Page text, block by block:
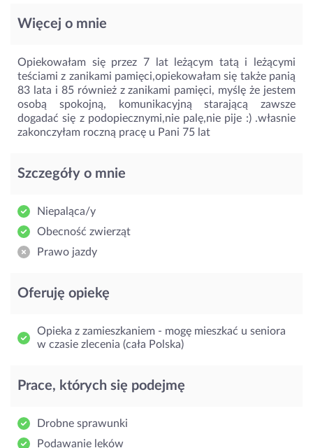
Więcej o mnie
Opiekowałam się przez 7 lat leżącym tatą i leżącymi
teściami z zanikami pamięci,opiekowałam się także panią
83 lata i 85 również z zanikami pamięci, myślę że jestem
osobą spokojną, komunikacyjną starającą zawsze
dogadać się z podopiecznymi,nie palę,nie pije :) .własnie
zakonczyłam roczną pracę u Pani 75 lat
Szczegóły o mnie
Niepaląca/y
Obecność zwierząt
Prawo jazdy
Oferuję opiekę
Opieka z zamieszkaniem - mogę mieszkać u seniora
w czasie zlecenia (cała Polska)
Prace, których się podejmę
Drobne sprawunki
Podawanie leków